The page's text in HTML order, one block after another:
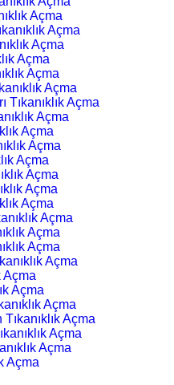
Açma
Açma
Açma
Açma
Açma
Açma
Tıkanıklık Açma
Açma
Açma
Açma
Açma
Açma
Açma
Açma
Açma
Açma
Açma
Açma
Açma
Açma
Açma
Açma
Açma
Açma
Açma